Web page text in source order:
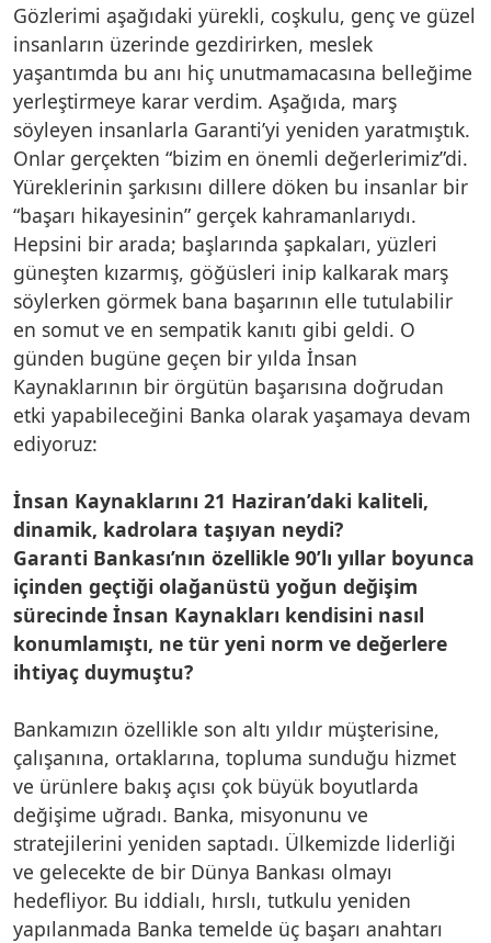
Gözlerimi aşağıdaki yürekli, coşkulu, genç ve güzel
insanların üzerinde gezdirirken, meslek
yaşantımda bu anı hiç unutmamacasına belleğime
yerleştirmeye karar verdim. Aşağıda, marş
söyleyen insanlarla Garanti’yi yeniden yaratmıştık.
Onlar gerçekten “bizim en önemli değerlerimiz”di.
Yüreklerinin şarkısını dillere döken bu insanlar bir
“başarı hikayesinin” gerçek kahramanlarıydı.
Hepsini bir arada; başlarında şapkaları, yüzleri
güneşten kızarmış, göğüsleri inip kalkarak marş
söylerken görmek bana başarının elle tutulabilir
en somut ve en sempatik kanıtı gibi geldi. O
günden bugüne geçen bir yılda İnsan
Kaynaklarının bir örgütün başarısına doğrudan
etki yapabileceğini Banka olarak yaşamaya devam
ediyoruz:
İnsan Kaynaklarını 21 Haziran’daki kaliteli,
dinamik, kadrolara taşıyan neydi?
Garanti Bankası’nın özellikle 90’lı yıllar boyunca
içinden geçtiği olağanüstü yoğun değişim
sürecinde İnsan Kaynakları kendisini nasıl
konumlamıştı, ne tür yeni norm ve değerlere
ihtiyaç duymuştu?
Bankamızın özellikle son altı yıldır müşterisine,
çalışanına, ortaklarına, topluma sunduğu hizmet
ve ürünlere bakış açısı çok büyük boyutlarda
değişime uğradı. Banka, misyonunu ve
stratejilerini yeniden saptadı. Ülkemizde liderliği
ve gelecekte de bir Dünya Bankası olmayı
hedefliyor. Bu iddialı, hırslı, tutkulu yeniden
yapılanmada Banka temelde üç başarı anahtarı